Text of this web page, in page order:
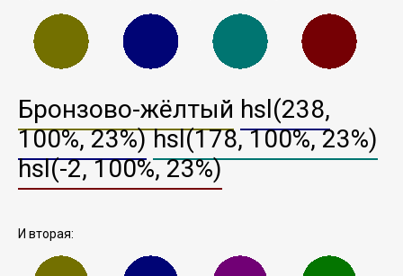
Бронзово-жёлтый hsl(238,
100%, 23%) hsl(178, 100%, 23%)
hsl(-2, 100%, 23%)
И вторая: